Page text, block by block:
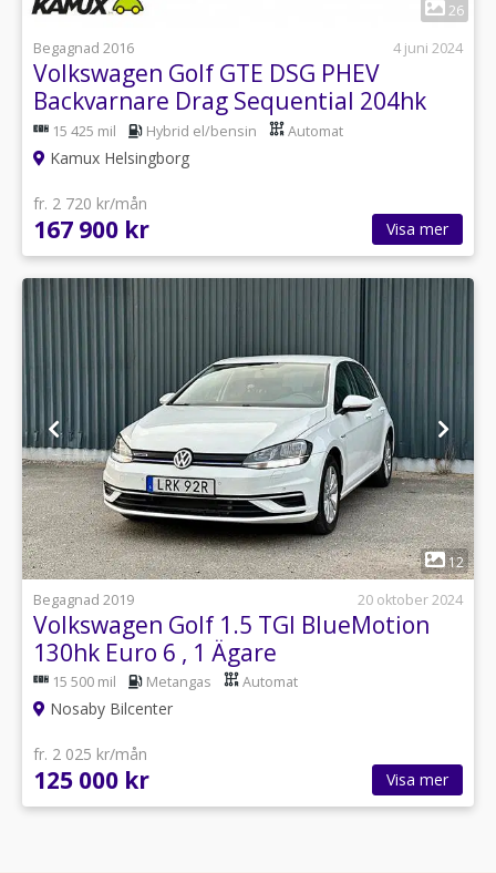
26
Begagnad 2016
4 juni 2024
Volkswagen Golf GTE DSG PHEV
Backvarnare Drag Sequential 204hk
15 425 mil Hybrid el/bensin Automat
Kamux Helsingborg
fr. 2 720 kr/mån
167 900 kr Visa mer
1
12
Begagnad 2019
20 oktober 2024
Volkswagen Golf 1.5 TGI BlueMotion
130hk Euro 6 , 1 Ägare
15 500 mil Metangas Automat
Nosaby Bilcenter
fr. 2 025 kr/mån
125 000 kr Visa mer